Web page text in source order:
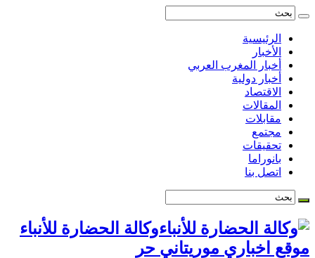
الرئيسية
الأخبار
أخبار المغرب العربي
أخبار دولية
الاقتصاد
المقالات
مقابلات
مجتمع
تحقيقات
بانوراما
اتصل بنا
وكالة الحضارة للأنباء
موقع اخباري موريتاني حر